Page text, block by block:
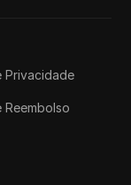
Privacidade